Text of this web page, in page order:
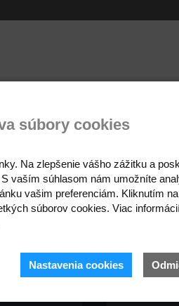
Buďte prvý,
súbory cookies
Na zlepšenie vášho zážitku a
vaším súhlasom nám umožníte
vašim preferenciám. Kliknutím
súborov cookies. Viac
Nastavenia cookies